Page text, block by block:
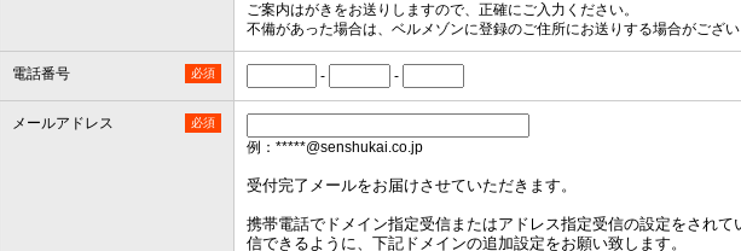
ご案内はがきをお送りしますので、正確にご入力ください。
不備があった場合は、ベルメゾンに登録のご住所にお送りする場合がござ
電話番号 必須 - -
メールアドレス 必須
例：*****@senshukai.co.jp
受付完了メールをお届けさせていただきます。
携帯電話でドメイン指定受信またはアドレス指定受信の設定をされて
信できるように、下記ドメインの追加設定をお願い致します。